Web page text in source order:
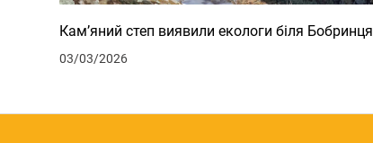
Кам’яний степ виявили екологи біля Бобринця
03/03/2026